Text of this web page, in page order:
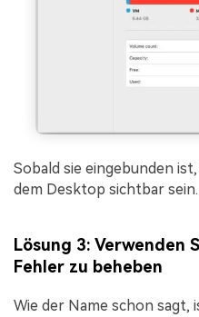
Sobald sie eingebunden
dem Desktop sichtbar sein.
Lösung 3: Verwenden
Fehler zu beheben
Wie der Name schon